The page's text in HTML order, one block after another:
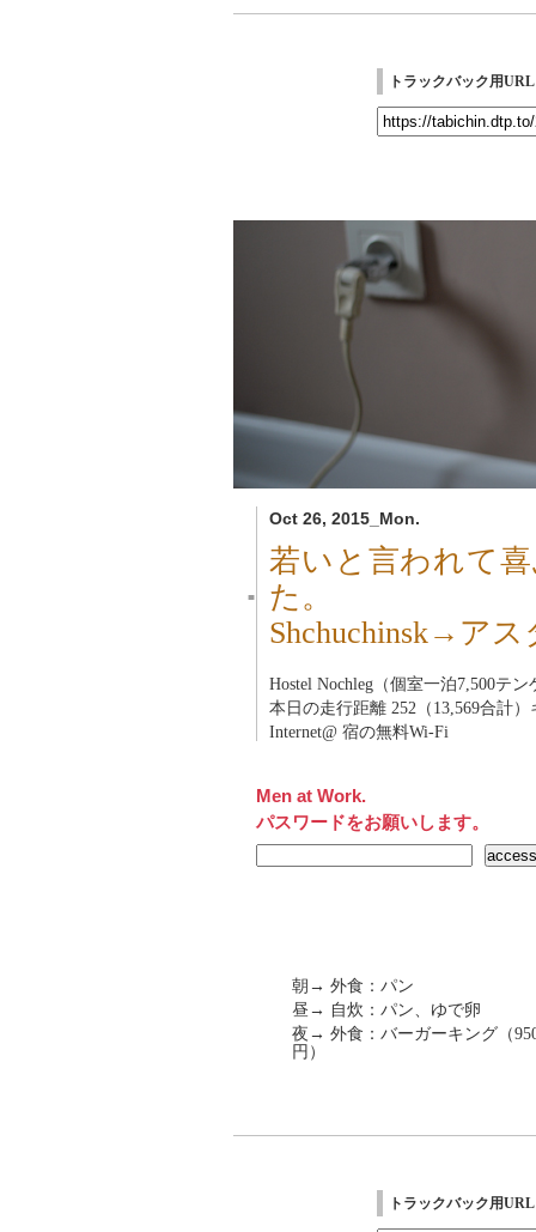
トラックバック用URL
Oct 26, 2015_Mon.
■
若いと言われて
た。
Shchuchinsk→ア
Hostel Nochleg（個室一泊7,500テ
本日の走行距離 252（13,569合計）
Internet@ 宿の無料Wi-Fi
Men at Work.
パスワードをお願いします。
朝→ 外食：パン
昼→ 自炊：パン、ゆで卵
夜→ 外食：バーガーキング（
円）
トラックバック用URL